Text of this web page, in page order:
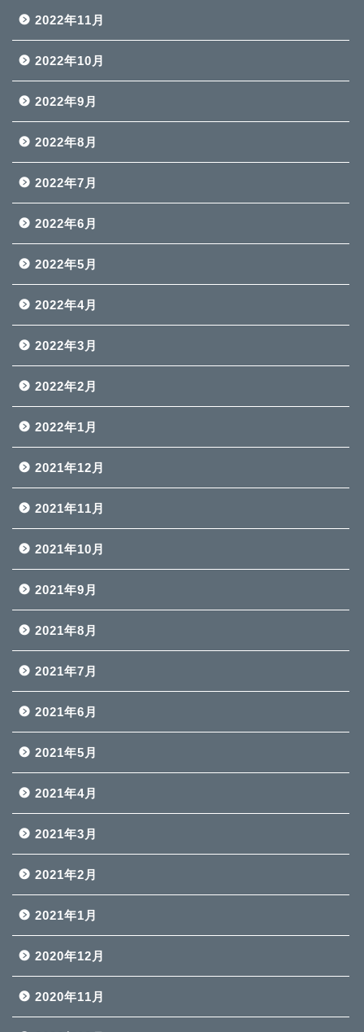
2022年11月
2022年10月
2022年9月
2022年8月
2022年7月
2022年6月
2022年5月
2022年4月
2022年3月
2022年2月
2022年1月
2021年12月
2021年11月
2021年10月
2021年9月
2021年8月
2021年7月
2021年6月
2021年5月
2021年4月
2021年3月
2021年2月
2021年1月
2020年12月
2020年11月